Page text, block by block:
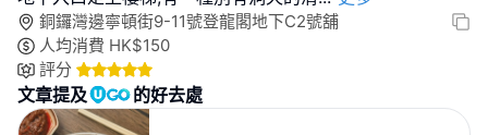
銅鑼灣邊寧頓街9-11號登龍閣地下C2號舖
人均消費 HK$150
評分
文章提及 的好去處